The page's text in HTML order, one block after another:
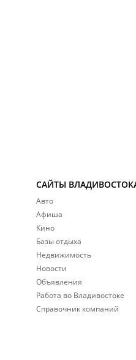
САЙТЫ
Авто
Афиша
Кино
Базы отдыха
Недвижимость
Новости
Объявления
Работа во Владивостоке
Справочник компаний